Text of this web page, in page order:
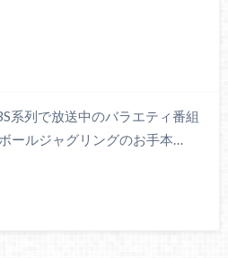
系列で放送中のバラエティ番組
ールジャグリングのお手本…